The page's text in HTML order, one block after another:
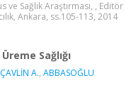
ve Sağlık Araştırması, ,
Ankara, ss.105-113, 2014
Sağlığı
ÇAVLİN A., ABBASOĞLU